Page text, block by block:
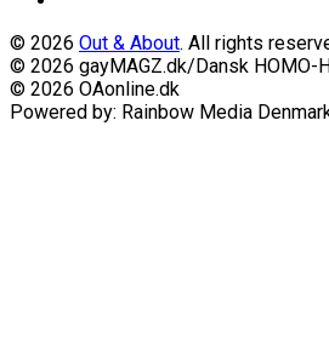
© 2026 Out & About. All rights
© 2026 gayMAGZ.dk/Dansk HOMO-
© 2026 OAonline.dk
Powered by: Rainbow Media